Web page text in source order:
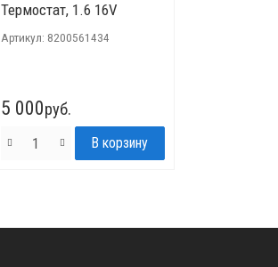
Термостат, 1.6 16V
Артикул: 8200561434
5 000руб.